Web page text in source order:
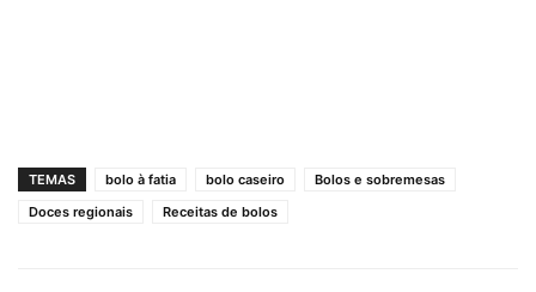
TEMAS bolo à fatia bolo caseiro
Bolos e sobremesas
Doces regionais
Receitas de bolos